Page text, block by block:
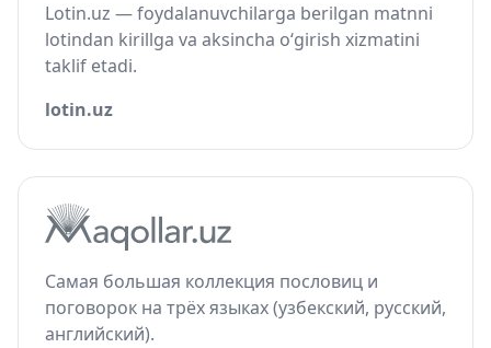
Lotin.uz — foydalanuvchilarga berilgan matnni
lotindan kirillga va aksincha o‘girish xizmatini
taklif etadi.
lotin.uz
Самая большая коллекция пословиц и
поговорок на трёх языках (узбекский, русский,
английский).